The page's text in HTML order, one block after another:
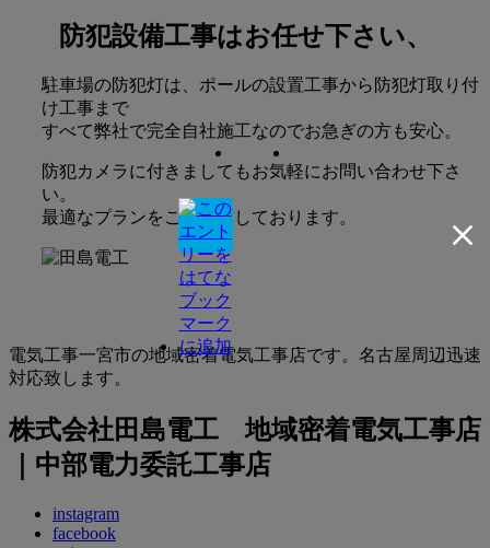
防犯設備工事はお任せ下さい、
駐車場の防犯灯は、ポールの設置工事から防犯灯取り付
け工事まで
すべて弊社で完全自社施工なのでお急ぎの方も安心。
防犯カメラに付きましてもお気軽にお問い合わせ下さ
い。
最適なプランをご提案致しております。
電気工事一宮市の地域密着電気工事店です。名古屋周辺迅速
対応致します。
株式会社田島電工 地域密着電気工事店
｜中部電力委託工事店
instagram
facebook